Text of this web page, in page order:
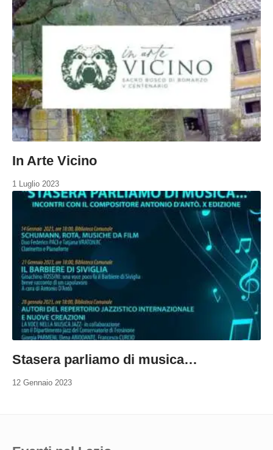
In Arte Vicino
1 Luglio 2023
Stasera parliamo di musica…
12 Gennaio 2023